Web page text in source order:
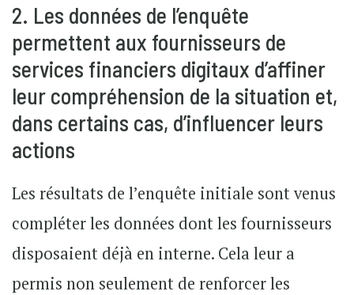
2. Les données de l’enquête
permettent aux fournisseurs de
services financiers digitaux d’affiner
leur compréhension de la situation et,
dans certains cas, d’influencer leurs
actions
Les résultats de l’enquête initiale sont venus
compléter les données dont les fournisseurs
disposaient déjà en interne. Cela leur a
permis non seulement de renforcer les